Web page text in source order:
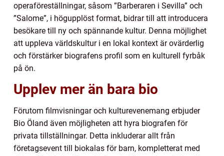
operaföreställningar, såsom ”Barberaren i Sevilla” och
”Salome”, i högupplöst format, bidrar till att introducera
besökare till ny och spännande kultur. Denna möjlighet
att uppleva världskultur i en lokal kontext är ovärderlig
och förstärker biografens profil som en kulturell fyrbåk
på ön.
Upplev mer än bara bio
Förutom filmvisningar och kulturevenemang erbjuder
Bio Öland även möjligheten att hyra biografen för
privata tillställningar. Detta inkluderar allt från
företagsevent till biokalas för barn, kompletterat med